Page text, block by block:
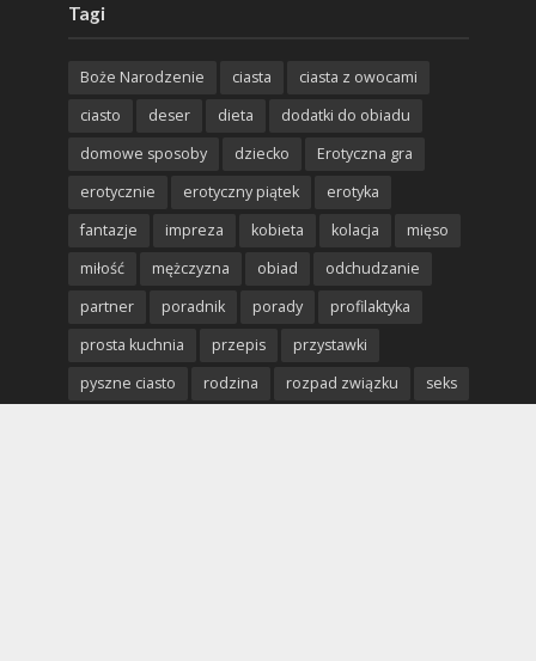
Tagi
Boże Narodzenie ciasta
ciasta z owocami
ciasto
deser dieta
dodatki do obiadu
domowe sposoby
dziecko
Erotyczna gra
erotycznie
erotyczny piątek
erotyka
fantazje
impreza kobieta kolacja
mięso
miłość
mężczyzna obiad
odchudzanie
partner
poradnik porady
profilaktyka
prosta kuchnia
przepis
przystawki
pyszne ciasto
rodzina rozpad związku
seks